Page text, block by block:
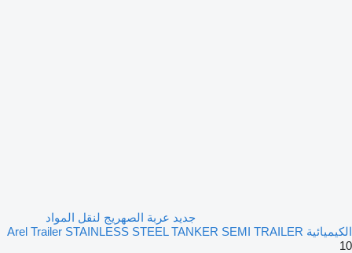
جديد عربة الصهريج لنقل المواد
الكيميائية Arel Trailer STAINLESS STEEL TANKER SEMI TRAILER
10